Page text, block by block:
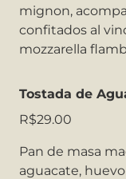
mignon,
confitados al
mozzarella
Tostada de
R$29.00
Pan de masa
aguacate,